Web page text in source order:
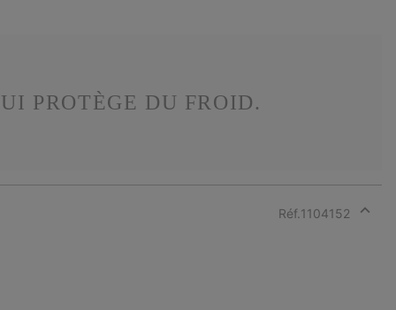
PROTÈGE DU FROID.
Réf.1104152